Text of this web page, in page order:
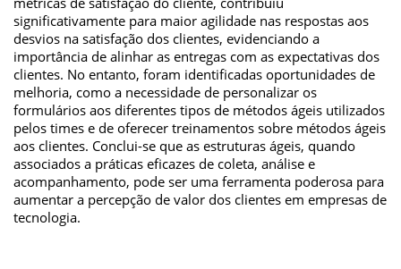
significativamente para maior agilidade nas respostas aos
desvios na satisfação dos clientes, evidenciando a
importância de alinhar as entregas com as expectativas dos
clientes. No entanto, foram identificadas oportunidades de
melhoria, como a necessidade de personalizar os
formulários aos diferentes tipos de métodos ágeis utilizados
pelos times e de oferecer treinamentos sobre métodos ágeis
aos clientes. Conclui-se que as estruturas ágeis, quando
associados a práticas eficazes de coleta, análise e
acompanhamento, pode ser uma ferramenta poderosa para
aumentar a percepção de valor dos clientes em empresas de
tecnologia.